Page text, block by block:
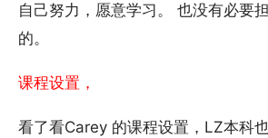
自己努力，愿意学习。 也没有必要
的。
课程设置，
看了看Carey 的课程设置，LZ本科